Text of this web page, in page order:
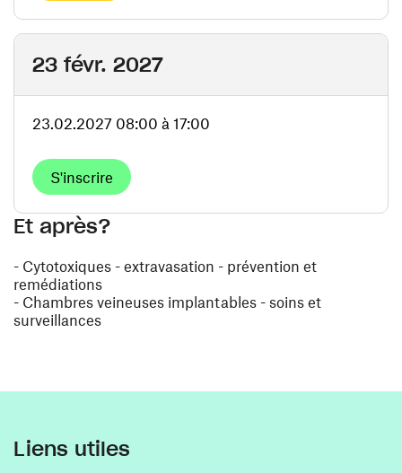
23 févr. 2027
23.02.2027 08:00 à 17:00
S'inscrire
Et après?
- Cytotoxiques - extravasation - prévention et
remédiations
- Chambres veineuses implantables - soins et
surveillances
Liens utiles